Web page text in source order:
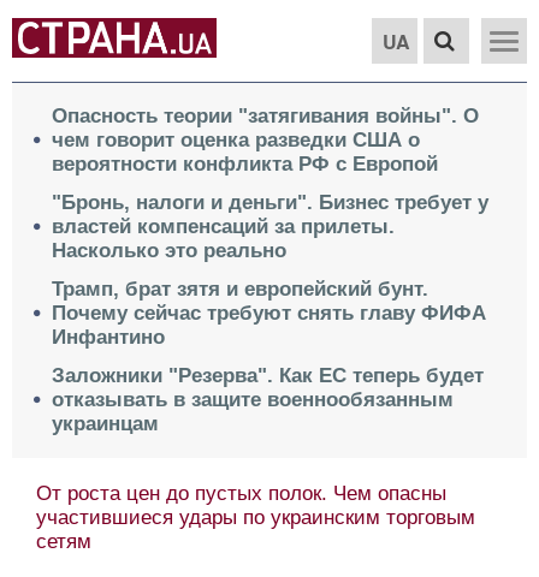
UA
Опасность теории "затягивания войны". О
чем говорит оценка разведки США о
вероятности конфликта РФ с Европой
"Бронь, налоги и деньги". Бизнес требует у
властей компенсаций за прилеты.
Насколько это реально
Трамп, брат зятя и европейский бунт.
Почему сейчас требуют снять главу ФИФА
Инфантино
Заложники "Резерва". Как ЕС теперь будет
отказывать в защите военнообязанным
украинцам
От роста цен до пустых полок. Чем опасны
участившиеся удары по украинским торговым
сетям